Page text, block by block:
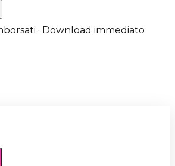
· Download immediato